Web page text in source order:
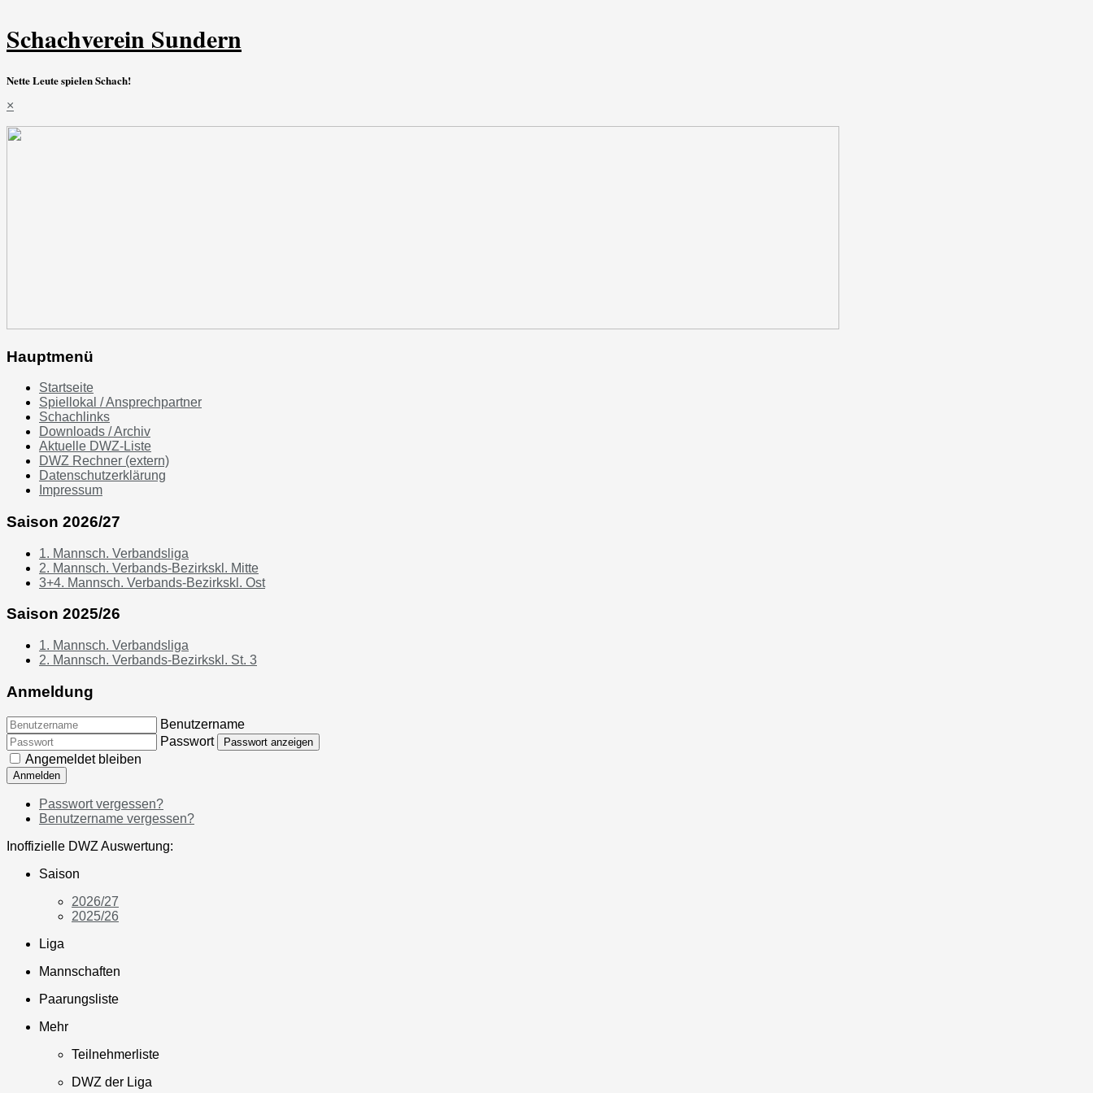
Schachverein Sundern
Nette Leute spielen Schach!
×
Hauptmenü
Startseite
Spiellokal / Ansprechpartner
Schachlinks
Downloads / Archiv
Aktuelle DWZ-Liste
DWZ Rechner (extern)
Datenschutzerklärung
Impressum
Saison 2026/27
1. Mannsch. Verbandsliga
2. Mannsch. Verbands-Bezirkskl. Mitte
3+4. Mannsch. Verbands-Bezirkskl. Ost
Saison 2025/26
1. Mannsch. Verbandsliga
2. Mannsch. Verbands-Bezirkskl. St. 3
Anmeldung
Benutzername
Passwort
Passwort anzeigen
Angemeldet bleiben
Anmelden
Passwort vergessen?
Benutzername vergessen?
Inoffizielle DWZ Auswertung:
Saison
2026/27
2025/26
Liga
Mannschaften
Paarungsliste
Mehr
Teilnehmerliste
DWZ der Liga